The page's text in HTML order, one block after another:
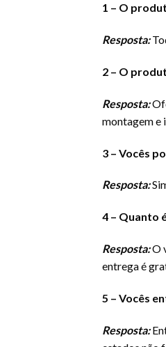
1 – O
Resposta:
2 – O
Resposta:
montagem e
3 – Vocês
Resposta:
4 – Quanto
Resposta:O
entrega é
5 – Vocês
Resposta: